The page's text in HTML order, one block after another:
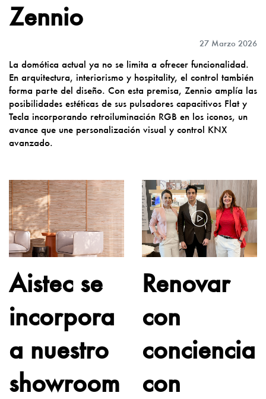
Zennio
27 Marzo 2026
La domótica actual ya no se limita a ofrecer funcionalidad.
En arquitectura, interiorismo y hospitality, el control también
forma parte del diseño. Con esta premisa, Zennio amplía las
posibilidades estéticas de sus pulsadores capacitivos Flat y
Tecla incorporando retroiluminación RGB en los iconos, un
avance que une personalización visual y control KNX
avanzado.
Aistec se
incorpora
a nuestro
showroom
Renovar
con
conciencia
con